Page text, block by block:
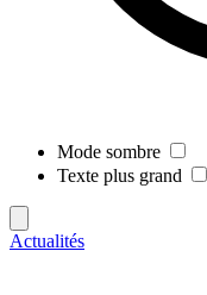
Mode sombre
Texte plus grand
Actualités